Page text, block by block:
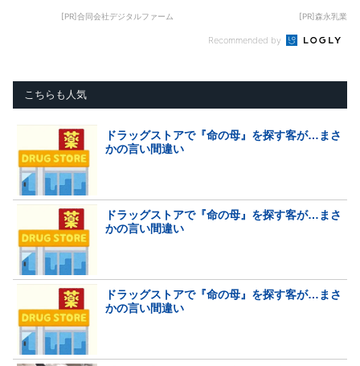
[PR]合同会社デジタルファーム [PR]森永乳業
Recommended by
こちらも人気
ドラッグストアで『命の母』を探す客が…まさ
かの言い間違い
ドラッグストアで『命の母』を探す客が…まさ
かの言い間違い
ドラッグストアで『命の母』を探す客が…まさ
かの言い間違い